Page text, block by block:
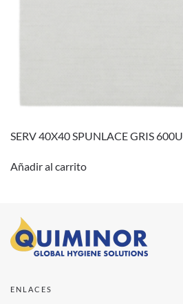
SERV 40X40 SPUNLACE GRIS 600U
Añadir al carrito
ENLACES